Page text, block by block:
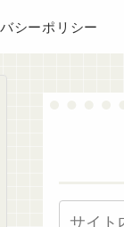
シーポリシー